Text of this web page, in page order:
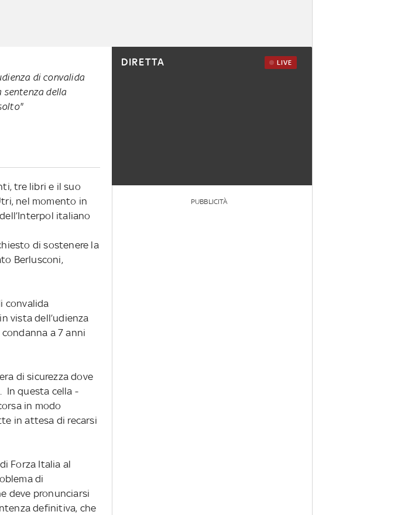
di convalida
sentenza della
tre libri e il suo
nel momento in
italiano
di sostenere la
Berlusconi,
convalida
vista dell’udienza
a 7 anni
di sicurezza dove
In questa cella -
in modo
in attesa di recarsi
Forza Italia al
di
deve pronunciarsi
definitiva, che
DIRETTA LIVE
PUBBLICITÀ